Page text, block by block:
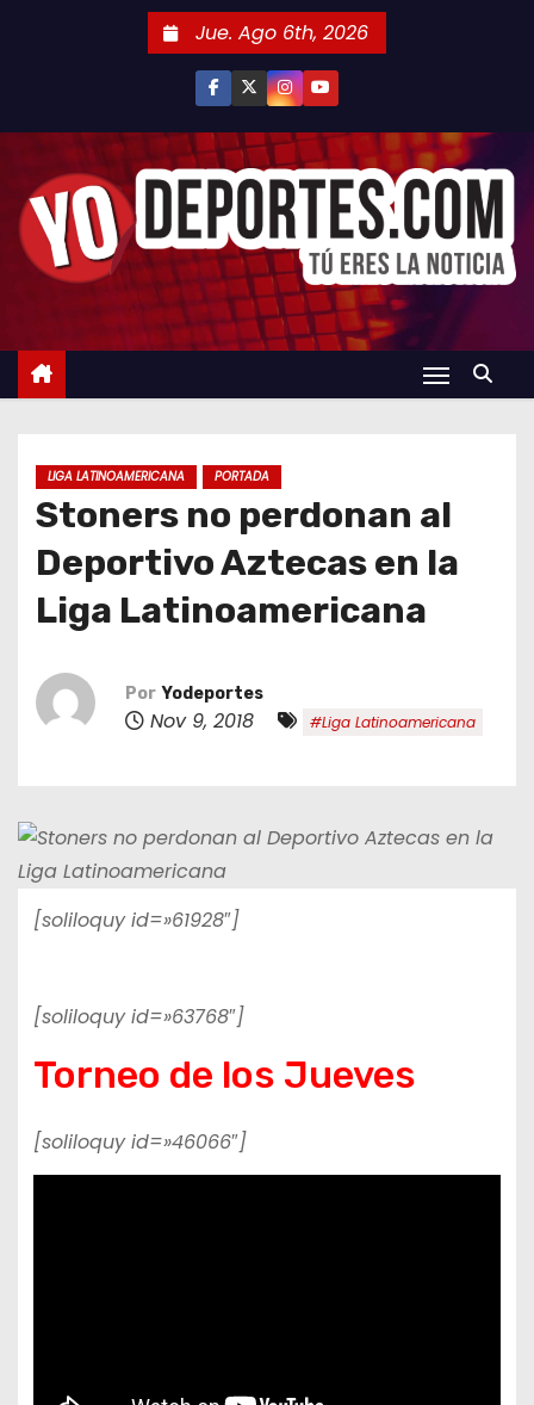
n
Jue. Ago 6th, 2026
LIGA LATINOAMERICANA PORTADA
Stoners no perdonan al
Deportivo Aztecas en la
Liga Latinoamericana
Por Yodeportes
Nov 9, 2018 #Liga Latinoamericana
[soliloquy id=»61928″]
[soliloquy id=»63768″]
Torneo de los Jueves
[soliloquy id=»46066″]